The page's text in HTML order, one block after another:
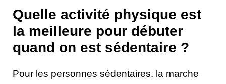
Quelle activité physique est
la meilleure pour débuter
quand on est sédentaire ?
Pour les personnes sédentaires, la marche